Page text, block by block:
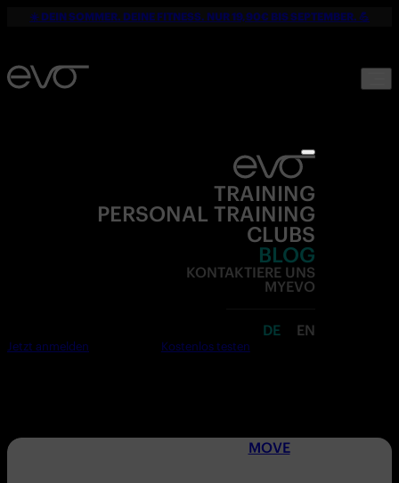
☀️ DEIN SOMMER. DEINE FITNESS. NUR 19,90€ BIS SEPTEMBER. 💪
TRAINING
PERSONAL TRAINING
CLUBS
BLOG
KONTAKTIERE UNS
MYEVO
DE EN
Jetzt anmelden Kostenlos testen
MOVE